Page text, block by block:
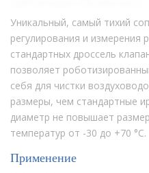
Уникальный, самый тихий
регулирования и измерения
стандартных дроссель
позволяет
себя для чистки
размеры, чем стандартные
диаметр не повышает
температур от -30 до +70 °C.
Применение